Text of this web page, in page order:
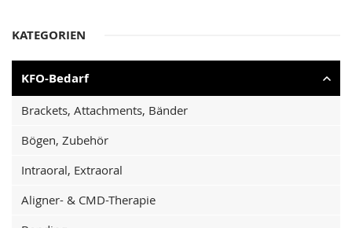
KATEGORIEN
KFO-Bedarf
Brackets, Attachments, Bänder
Bögen, Zubehör
Intraoral, Extraoral
Aligner- & CMD-Therapie